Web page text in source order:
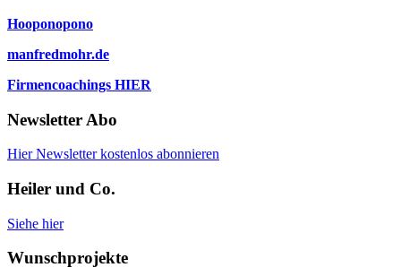
Hooponopono
manfredmohr.de
Firmencoachings HIER
Newsletter Abo
Hier Newsletter kostenlos abonnieren
Heiler und Co.
Siehe hier
Wunschprojekte